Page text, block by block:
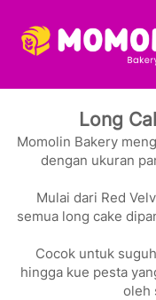
Long
Momolin Bakery
dengan ukuran
Mulai dari Red
semua long cake
Cocok untuk
hingga kue pesta
oleh